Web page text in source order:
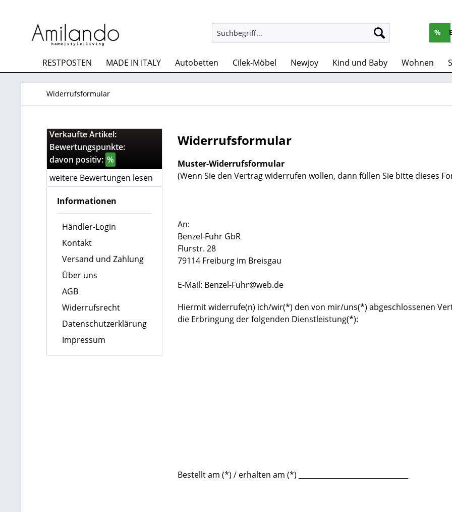
%
RESTPOSTEN MADE IN ITALY Autobetten Cilek-Möbel Newjoy Kind und Baby Wohnen
Widerrufsformular
Verkaufte Artikel:
Bewertungspunkte:
davon positiv: %
weitere Bewertungen lesen
Informationen
Händler-Login
Kontakt
Versand und Zahlung
Über uns
AGB
Widerrufsrecht
Datenschutzerklärung
Impressum
Widerrufsformular
Muster-Widerrufsformular
(Wenn Sie den Vertrag widerrufen wollen, dann füllen Sie bitte dieses
An:
Benzel-Fuhr GbR
Flurstr. 28
79114 Freiburg im Breisgau
E-Mail: Benzel-Fuhr@web.de
Hiermit widerrufe(n) ich/wir(*) den von mir/uns(*) abgeschlossenen
die Erbringung der folgenden Dienstleistung(*):
Bestellt am (*) / erhalten am (*) _______________________________